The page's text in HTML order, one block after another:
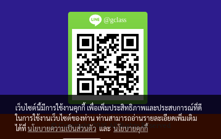
@gclass
© Copyright 2016 All Rights Reserved
เว็บไซต์นี้มีการใช้งานคุกกี้ เพื่อเพิ่มประสิทธิภาพและประสบการณ์ที่ดี
ในการใช้งานเว็บไซต์ของท่าน ท่านสามารถอ่านรายละเอียดเพิ่มเติม
ได้ที่นโยบายความเป็นส่วนตัวและนโยบายคุกกี้